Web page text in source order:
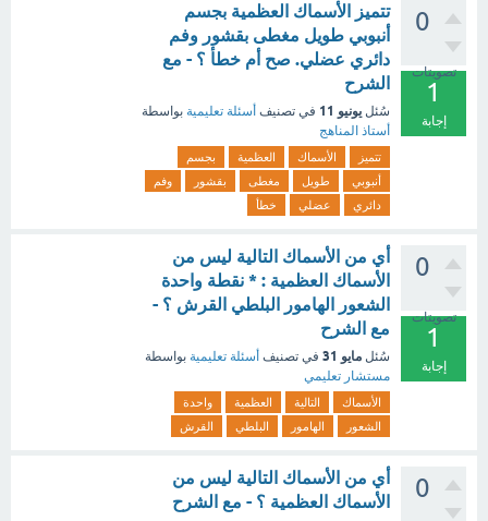
0
تصويتات
1
إجابة
تتميز الأسماك العظمية بجسم
أنبوبي طويل مغطى بقشور وفم
دائري عضلي. صح أم خطأ ؟ - مع
الشرح
سُئل يونيو 11 في تصنيف أسئلة تعليمية بواسطة
أستاذ المناهج
تتميز الأسماك العظمية
بجسم
أنبوبي
طويل مغطى بقشور
وفم
دائري
عضلي خطأ
0
تصويتات
1
إجابة
أي من الأسماك التالية ليس من
الأسماك العظمية : * نقطة واحدة
الشعور الهامور البلطي القرش ؟ -
مع الشرح
سُئل مايو 31 في تصنيف أسئلة تعليمية بواسطة
مستشار تعليمي
الأسماك التالية العظمية
واحدة
الشعور
الهامور البلطي القرش
0
أي من الأسماك التالية ليس من
الأسماك العظمية ؟ - مع الشرح